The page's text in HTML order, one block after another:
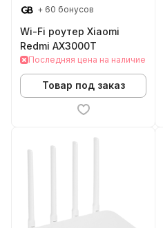
+ 60 бонусов
Wi-Fi роутер Xiaomi
Redmi AX3000T
Последняя цена на наличие
Товар под заказ